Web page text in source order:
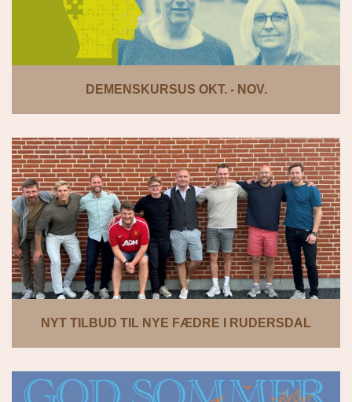
DEMENSKURSUS OKT. - NOV.
NYT TILBUD TIL NYE FÆDRE I RUDERSDAL